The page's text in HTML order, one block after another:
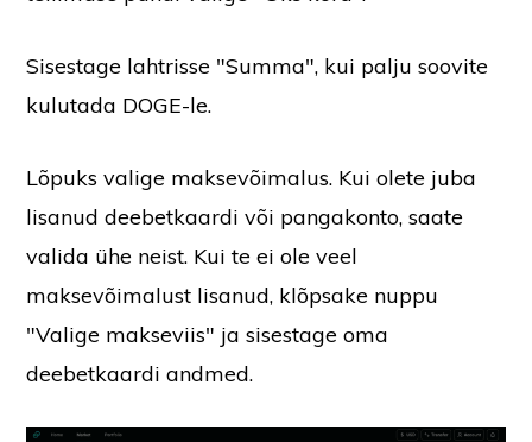
Sisestage lahtrisse "Summa", kui palju soovite
kulutada DOGE-le.
Lõpuks valige maksevõimalus. Kui olete juba
lisanud deebetkaardi või pangakonto, saate
valida ühe neist. Kui te ei ole veel
maksevõimalust lisanud, klõpsake nuppu
"Valige makseviis" ja sisestage oma
deebetkaardi andmed.